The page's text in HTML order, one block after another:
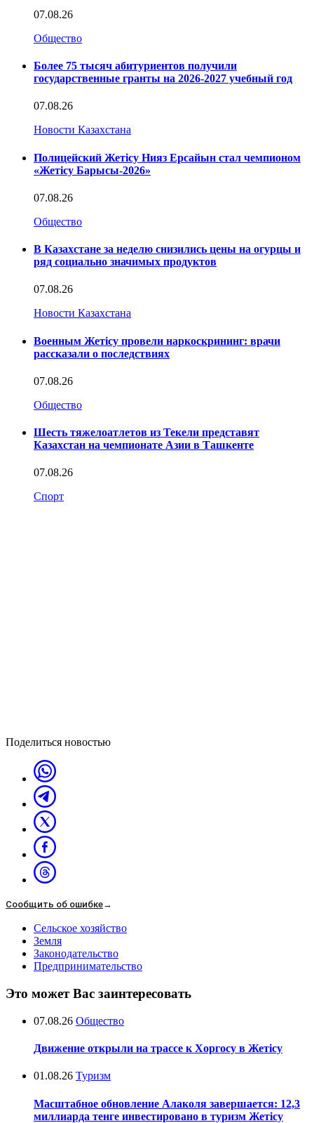
07.08.26
Общество
Более 75 тысяч абитуриентов получили
государственные гранты на 2026-2027 учебный год
07.08.26
Новости Казахстана
Полицейский Жетісу Нияз Ерсайын стал чемпионом
«Жетісу Барысы-2026»
07.08.26
Общество
В Казахстане за неделю снизились цены на огурцы и
ряд социально значимых продуктов
07.08.26
Новости Казахстана
Военным Жетісу провели наркоскрининг: врачи
рассказали о последствиях
07.08.26
Общество
Шесть тяжелоатлетов из Текели представят
Казахстан на чемпионате Азии в Ташкенте
07.08.26
Спорт
Поделиться новостью
Сообщить об ошибке→
Сельское хозяйство
Земля
Законодательство
Предпринимательство
Это может Вас заинтересовать
07.08.26 Общество
Движение открыли на трассе к Хоргосу в Жетісу
01.08.26 Туризм
Масштабное обновление Алаколя завершается: 12,3
миллиарда тенге инвестировано в туризм Жетісу